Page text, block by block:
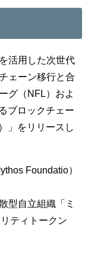
活用した次世代
ェーン移行と合
グ（NFL）およ
ブロックチェー
」をリリースし
Foundatio）
型自立組織「ミ
ティトークン